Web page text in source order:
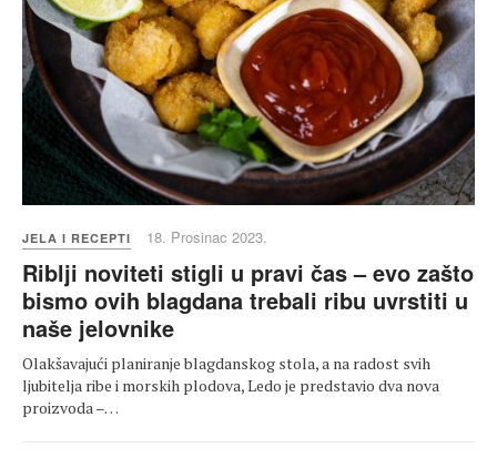
JELA I RECEPTI 18. Prosinac 2023.
Riblji noviteti stigli u pravi čas – evo zašto
bismo ovih blagdana trebali ribu uvrstiti u
naše jelovnike
Olakšavajući planiranje blagdanskog stola, a na radost svih
ljubitelja ribe i morskih plodova, Ledo je predstavio dva nova
proizvoda –…